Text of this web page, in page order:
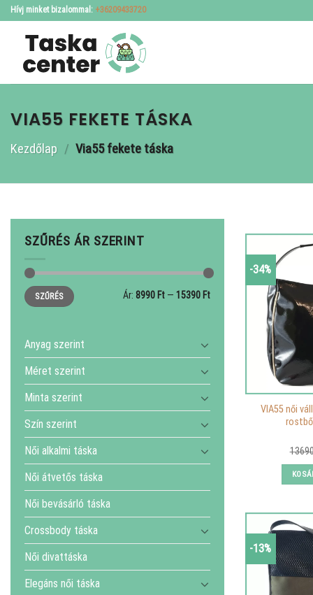
Skip
to
content
Hívj minket bizalommal: +36209433720
VIA55 FEKETE TÁSKA
Kezdőlap / Via55 fekete táska
SZŰRÉS ÁR SZERINT
Min
ár
Max
ár
SZŰRÉS Ár: 8990 Ft — 15390 Ft
Anyag szerint
Méret szerint
Minta szerint
Szín szerint
Női alkalmi táska
Női átvetős táska
Női bevásárló táska
Crossbody táska
Női divattáska
Elegáns női táska
-34%
VIA55 női
-13%